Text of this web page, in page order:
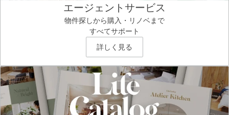
エージェントサービス
物件探しから購入・リノベまで
すべてサポート
詳しく見る